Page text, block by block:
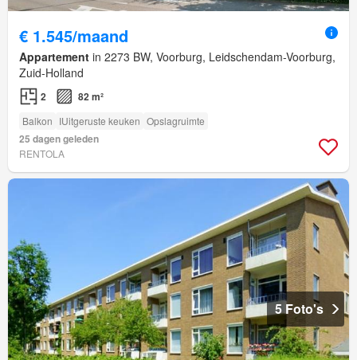
€ 1.545/maand
Appartement in 2273 BW, Voorburg, Leidschendam-Voorburg,
Zuid-Holland
2 82 m²
Balkon IUitgeruste keuken Opslagruimte
25 dagen geleden
RENTOLA
5 Foto's